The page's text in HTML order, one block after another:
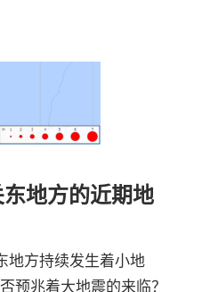
地方的近期地
地方持续发生着小地
预兆着大地震的来临？